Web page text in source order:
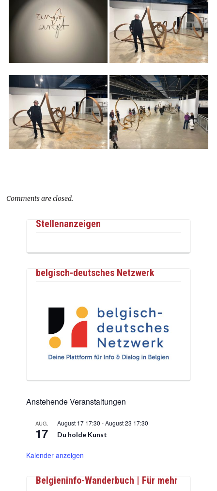
Comments are closed.
Stellenanzeigen
belgisch-deutsches Netzwerk
Anstehende Veranstaltungen
AUG.
17
August 17 17:30 -August 23 17:30
Du holde Kunst
Kalender anzeigen
Belgieninfo-Wanderbuch | Für mehr